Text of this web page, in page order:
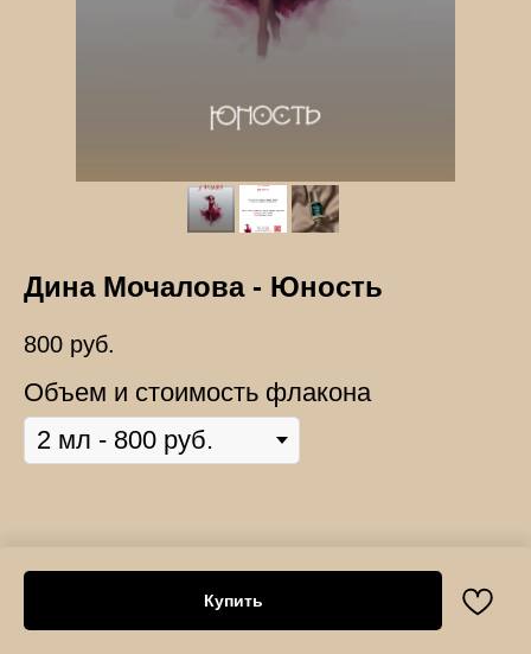
Дина Мочалова - Юность
800 руб.
Объем и стоимость флакона
Купить